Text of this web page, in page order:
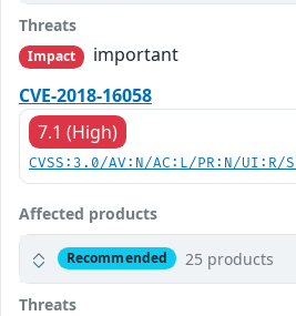
Threats
Impact
important
CVE-2018-16058
7.1 (High)
CVSS:3.0/AV:N/AC:L/PR:N/
Affected products
Recommended 25 products
Threats